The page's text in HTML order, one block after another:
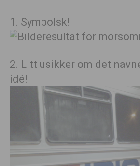
1. Symbolsk!
2. Litt usikker om det
idé!